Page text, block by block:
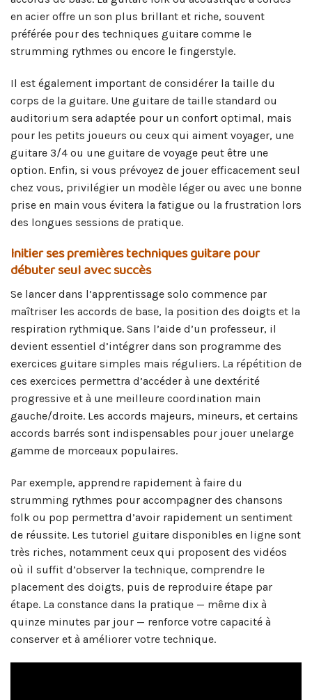
en acier offre un son plus brillant et riche, souvent
préférée pour des techniques guitare comme le
strumming rythmes ou encore le fingerstyle.
Il est également important de considérer la taille du
corps de la guitare. Une guitare de taille standard ou
auditorium sera adaptée pour un confort optimal, mais
pour les petits joueurs ou ceux qui aiment voyager, une
guitare 3/4 ou une guitare de voyage peut être une
option. Enfin, si vous prévoyez de jouer efficacement seul
chez vous, privilégier un modèle léger ou avec une bonne
prise en main vous évitera la fatigue ou la frustration lors
des longues sessions de pratique.
Initier ses premières techniques guitare pour
débuter seul avec succès
Se lancer dans l’apprentissage solo commence par
maîtriser les accords de base, la position des doigts et la
respiration rythmique. Sans l’aide d’un professeur, il
devient essentiel d’intégrer dans son programme des
exercices guitare simples mais réguliers. La répétition de
ces exercices permettra d’accéder à une dextérité
progressive et à une meilleure coordination main
gauche/droite. Les accords majeurs, mineurs, et certains
accords barrés sont indispensables pour jouer unelarge
gamme de morceaux populaires.
Par exemple, apprendre rapidement à faire du
strumming rythmes pour accompagner des chansons
folk ou pop permettra d’avoir rapidement un sentiment
de réussite. Les tutoriel guitare disponibles en ligne sont
très riches, notamment ceux qui proposent des vidéos
où il suffit d’observer la technique, comprendre le
placement des doigts, puis de reproduire étape par
étape. La constance dans la pratique — même dix à
quinze minutes par jour — renforce votre capacité à
conserver et à améliorer votre technique.